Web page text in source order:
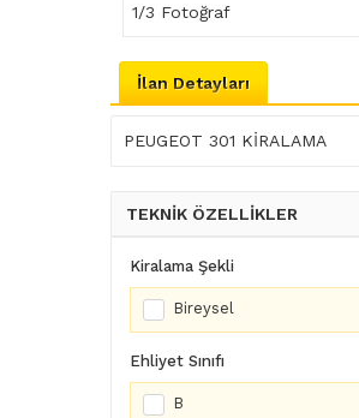
1/3 Fotoğraf
İlan Detayları
PEUGEOT 301 KİRALAMA
TEKNİK ÖZELLİKLER
Kiralama Şekli
Bireysel
Ehliyet Sınıfı
B